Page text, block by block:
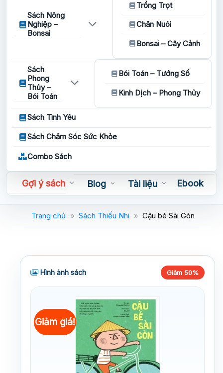
Sách Nông
Nghiệp –
Bonsai
Trồng Trọt
Chăn Nuôi
Bonsai – Cây Cảnh
Sách
Phong
Thủy –
Bói Toán
Bói Toán – Tướng Số
Kinh Dịch – Phong Thủy
Sách Tình Yêu
Sách Chăm Sóc Sức Khỏe
Combo Sách
Gợi ý sách Blog Tài liệu
Ebook
Sách nói
Trang chủ » Sách Thiếu Nhi » Cậu bé Sài Gòn
Hình ảnh sách Giảm 50%
Giảm giá!